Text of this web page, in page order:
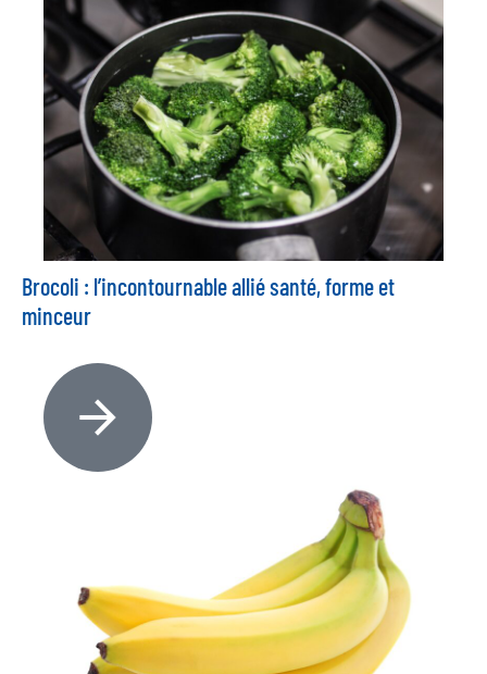
Brocoli : l’incontournable allié santé, forme et
minceur